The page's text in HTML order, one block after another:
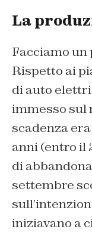
La
Facciamo un
Rispetto ai
di auto
immesso sul
scadenza
anni (entro il
di
settembre
iniziavano a